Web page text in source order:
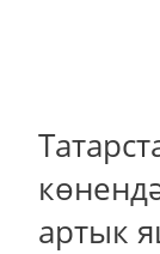
артык